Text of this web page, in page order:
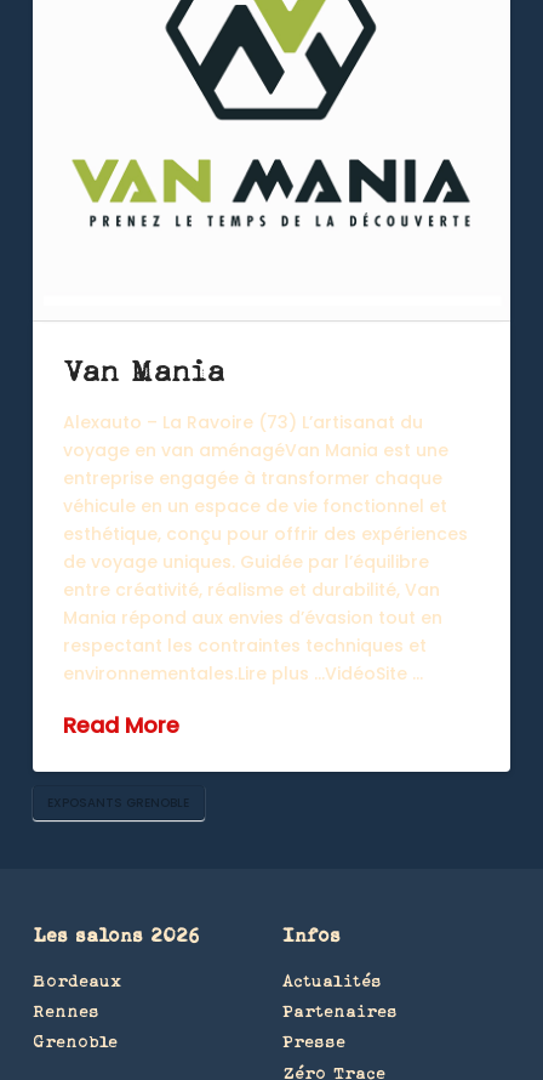
Van Mania
Alexauto – La Ravoire (73) L’artisanat du
voyage en van aménagéVan Mania est une
entreprise engagée à transformer chaque
véhicule en un espace de vie fonctionnel et
esthétique, conçu pour offrir des expériences
de voyage uniques. Guidée par l’équilibre
entre créativité, réalisme et durabilité, Van
Mania répond aux envies d’évasion tout en
respectant les contraintes techniques et
environnementales.Lire plus …VidéoSite …
Read More
EXPOSANTS GRENOBLE
Les salons 2026
Bordeaux
Rennes
Grenoble
Infos
Actualités
Partenaires
Presse
Zéro Trace